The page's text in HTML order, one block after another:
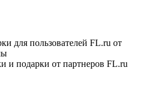
для пользователей FL.ru от
и подарки от партнеров FL.ru